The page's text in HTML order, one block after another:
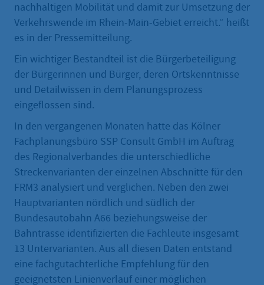
nachhaltigen Mobilität und damit zur Umsetzung der
Verkehrswende im Rhein-Main-Gebiet erreicht.“ heißt
es in der Pressemitteilung.
Ein wichtiger Bestandteil ist die Bürgerbeteiligung
der Bürgerinnen und Bürger, deren Ortskenntnisse
und Detailwissen in dem Planungsprozess
eingeflossen sind.
In den vergangenen Monaten hatte das Kölner
Fachplanungsbüro SSP Consult GmbH im Auftrag
des Regionalverbandes die unterschiedliche
Streckenvarianten der einzelnen Abschnitte für den
FRM3 analysiert und verglichen. Neben den zwei
Hauptvarianten nördlich und südlich der
Bundesautobahn A66 beziehungsweise der
Bahntrasse identifizierten die Fachleute insgesamt
13 Untervarianten. Aus all diesen Daten entstand
eine fachgutachterliche Empfehlung für den
geeignetsten Linienverlauf einer möglichen